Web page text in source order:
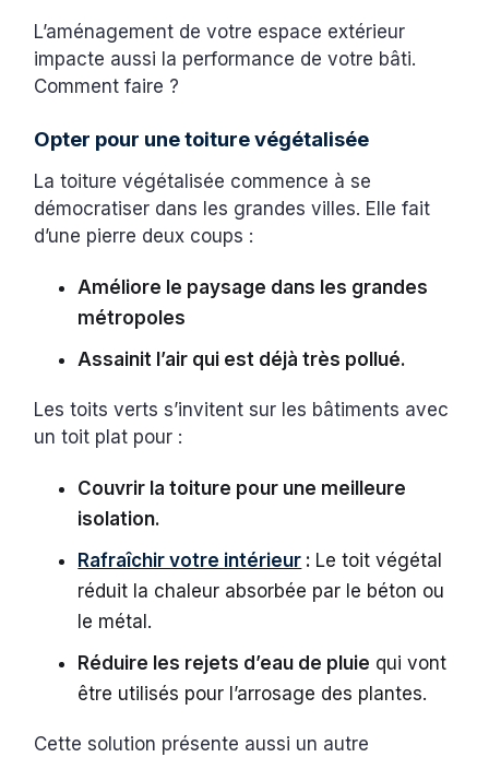
L’aménagement de votre espace extérieur
impacte aussi la performance de votre bâti.
Comment faire ?
Opter pour une toiture végétalisée
La toiture végétalisée commence à se
démocratiser dans les grandes villes. Elle fait
d’une pierre deux coups :
Améliore le paysage dans les grandes
métropoles
Assainit l’air qui est déjà très pollué.
Les toits verts s’invitent sur les bâtiments avec
un toit plat pour :
Couvrir la toiture pour une meilleure
isolation.
Rafraîchir votre intérieur : Le toit végétal
réduit la chaleur absorbée par le béton ou
le métal.
Réduire les rejets d’eau de pluie qui vont
être utilisés pour l’arrosage des plantes.
Cette solution présente aussi un autre